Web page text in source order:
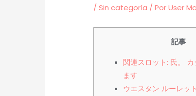
/Sin categoría / PorUser
記事
関連スロット: 氏。
ます
ウエスタン ルーレッ